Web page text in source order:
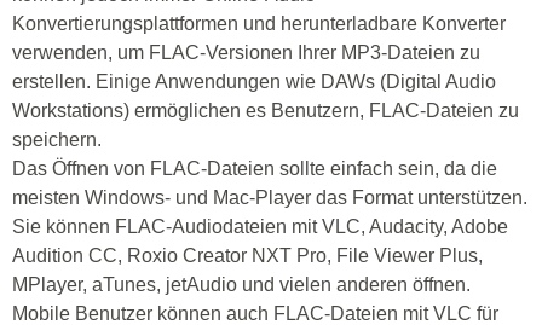
Konvertierungsplattformen und herunterladbare Konverter
verwenden, um FLAC-Versionen Ihrer MP3-Dateien zu
erstellen. Einige Anwendungen wie DAWs (Digital Audio
Workstations) ermöglichen es Benutzern, FLAC-Dateien zu
speichern.
Das Öffnen von FLAC-Dateien sollte einfach sein, da die
meisten Windows- und Mac-Player das Format unterstützen.
Sie können FLAC-Audiodateien mit VLC, Audacity, Adobe
Audition CC, Roxio Creator NXT Pro, File Viewer Plus,
MPlayer, aTunes, jetAudio und vielen anderen öffnen.
Mobile Benutzer können auch FLAC-Dateien mit VLC für